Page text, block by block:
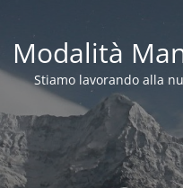
Modalità
Stiamo lavorando alla